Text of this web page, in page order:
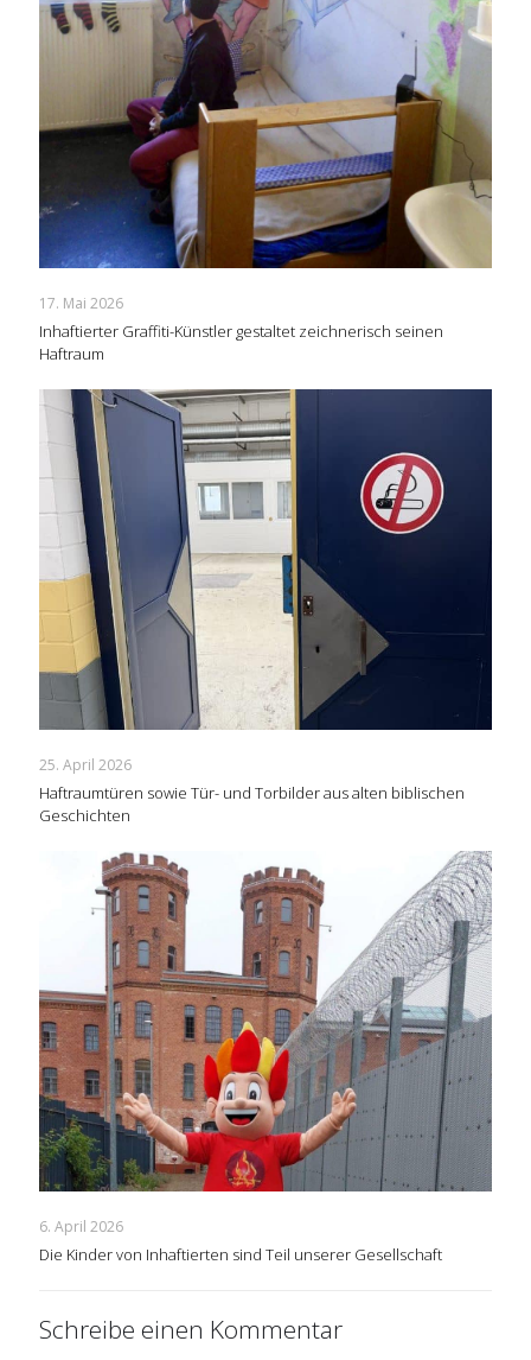
17. Mai 2026
Inhaftierter Graffiti-Künstler gestaltet zeichnerisch seinen
Haftraum
25. April 2026
Haftraumtüren sowie Tür- und Torbilder aus alten biblischen
Geschichten
6. April 2026
Die Kinder von Inhaftierten sind Teil unserer Gesellschaft
Schreibe einen Kommentar